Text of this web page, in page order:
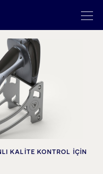
KALITE KONTROL IÇIN